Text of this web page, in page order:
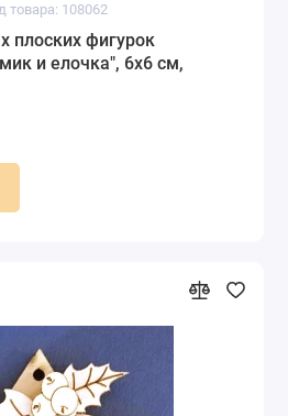
товара: 108062
плоских фигурок
и елочка", 6х6 см,